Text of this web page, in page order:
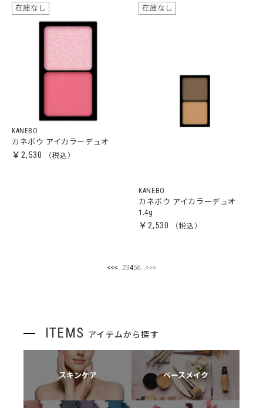
在庫なし 在庫なし
KANEBO
カネボウ アイカラーデュオ
￥2,530
KANEBO
カネボウ アイカラーデュオ
1.4g
￥2,530
<<<...23456...>>>
ITEMS アイテムから探す
スキンケア ベースメイク